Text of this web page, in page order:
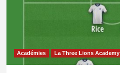
Académies La Three Lions Academy